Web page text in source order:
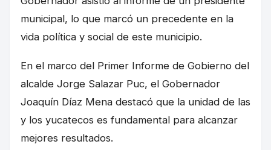
municipal, lo que marcó un precedente en la
vida política y social de este municipio.
En el marco del Primer Informe de Gobierno del
alcalde Jorge Salazar Puc, el Gobernador
Joaquín Díaz Mena destacó que la unidad de las
y los yucatecos es fundamental para alcanzar
mejores resultados.